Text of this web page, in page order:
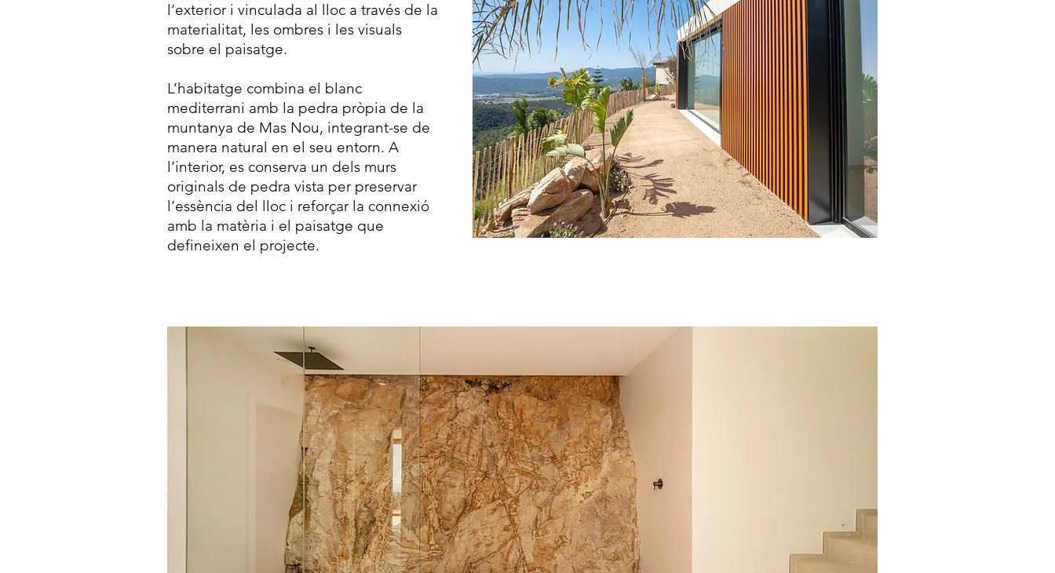
l’exterior i vinculada al lloc a través de la
materialitat, les ombres i les visuals
sobre el paisatge.
L’habitatge combina el blanc
mediterrani amb la pedra pròpia de la
muntanya de Mas Nou, integrant-se de
manera natural en el seu entorn. A
l’interior, es conserva un dels murs
originals de pedra vista per preservar
l’essència del lloc i reforçar la connexió
amb la matèria i el paisatge que
defineixen el projecte.